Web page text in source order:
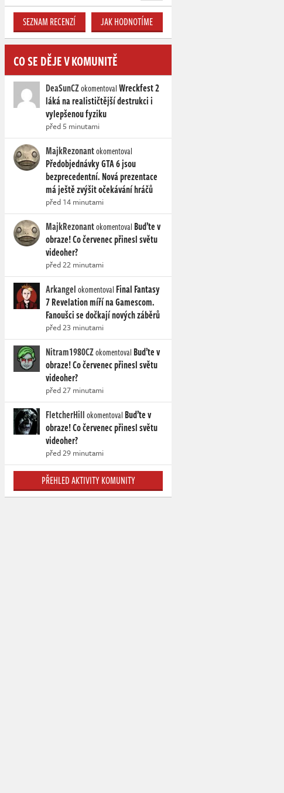
SEZNAM RECENZÍ JAK HODNOTÍME
CO SE DĚJE V KOMUNITĚ
DeaSunCZokomentovalWreckfest 2
láká na realističtější destrukci i
vylepšenou fyziku
před 5 minutami
MajkRezonantokomentoval
Předobjednávky GTA 6 jsou
bezprecedentní. Nová prezentace
má ještě zvýšit očekávání hráčů
před 14 minutami
MajkRezonantokomentoval Buďte v
obraze! Co červenec přinesl světu
videoher?
před 22 minutami
Arkangelokomentoval Final Fantasy
7 Revelation míří na Gamescom.
Fanoušci se dočkají nových záběrů
před 23 minutami
Nitram1980CZokomentoval Buďte v
obraze! Co červenec přinesl světu
videoher?
před 27 minutami
FletcherHillokomentoval Buďte v
obraze! Co červenec přinesl světu
videoher?
před 29 minutami
PŘEHLED AKTIVITY KOMUNITY